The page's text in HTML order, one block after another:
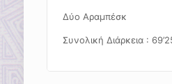
Δύο Αραμπέσκ
Συνολική Διάρκεια :